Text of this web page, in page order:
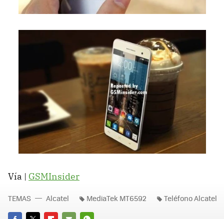
Vía | GSMInsider
TEMAS Alcatel MediaTek MT6592 Teléfono Alcatel